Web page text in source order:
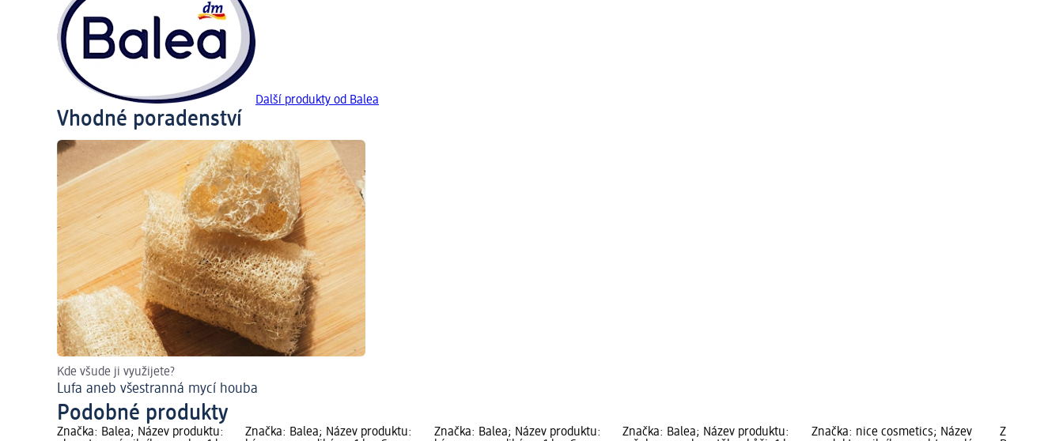
Další produkty od Balea
Vhodné poradenství
Kde všude ji využijete?
Lufa aneb všestranná mycí houba
Podobné produkty
Značka: Balea; Název produktu:
Značka: Balea; Název produktu:
Značka: Balea; Název produktu:
Značka: Balea; Název produktu:
Značka: nice cosmetics; Název
Značka: